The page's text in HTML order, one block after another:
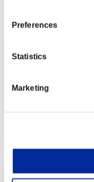
Preferences
Statistics
Marketing
142